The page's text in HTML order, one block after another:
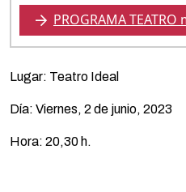
PROGRAMA
Lugar: Teatro Ideal
Día: Viernes, 2 de junio, 2023
Hora: 20,30 h.